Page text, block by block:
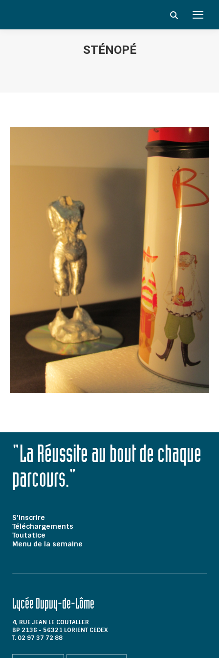
Search:
STÉNOPÉ
"La Réussite au bout de chaque
parcours."
S'inscrire
Téléchargements
Toutatice
Menu de la semaine
Lycée Dupuy-de-Lôme
4, RUE JEAN LE COUTALLER
BP 2136 - 56321 LORIENT CEDEX
T. 02 97 37 72 88